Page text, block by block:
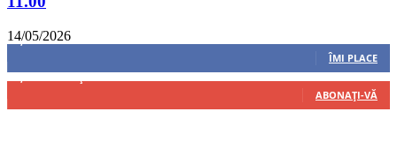
14/05/2026
8,237 Fani
ÎMI PLACE
ABONAȚI-VĂ